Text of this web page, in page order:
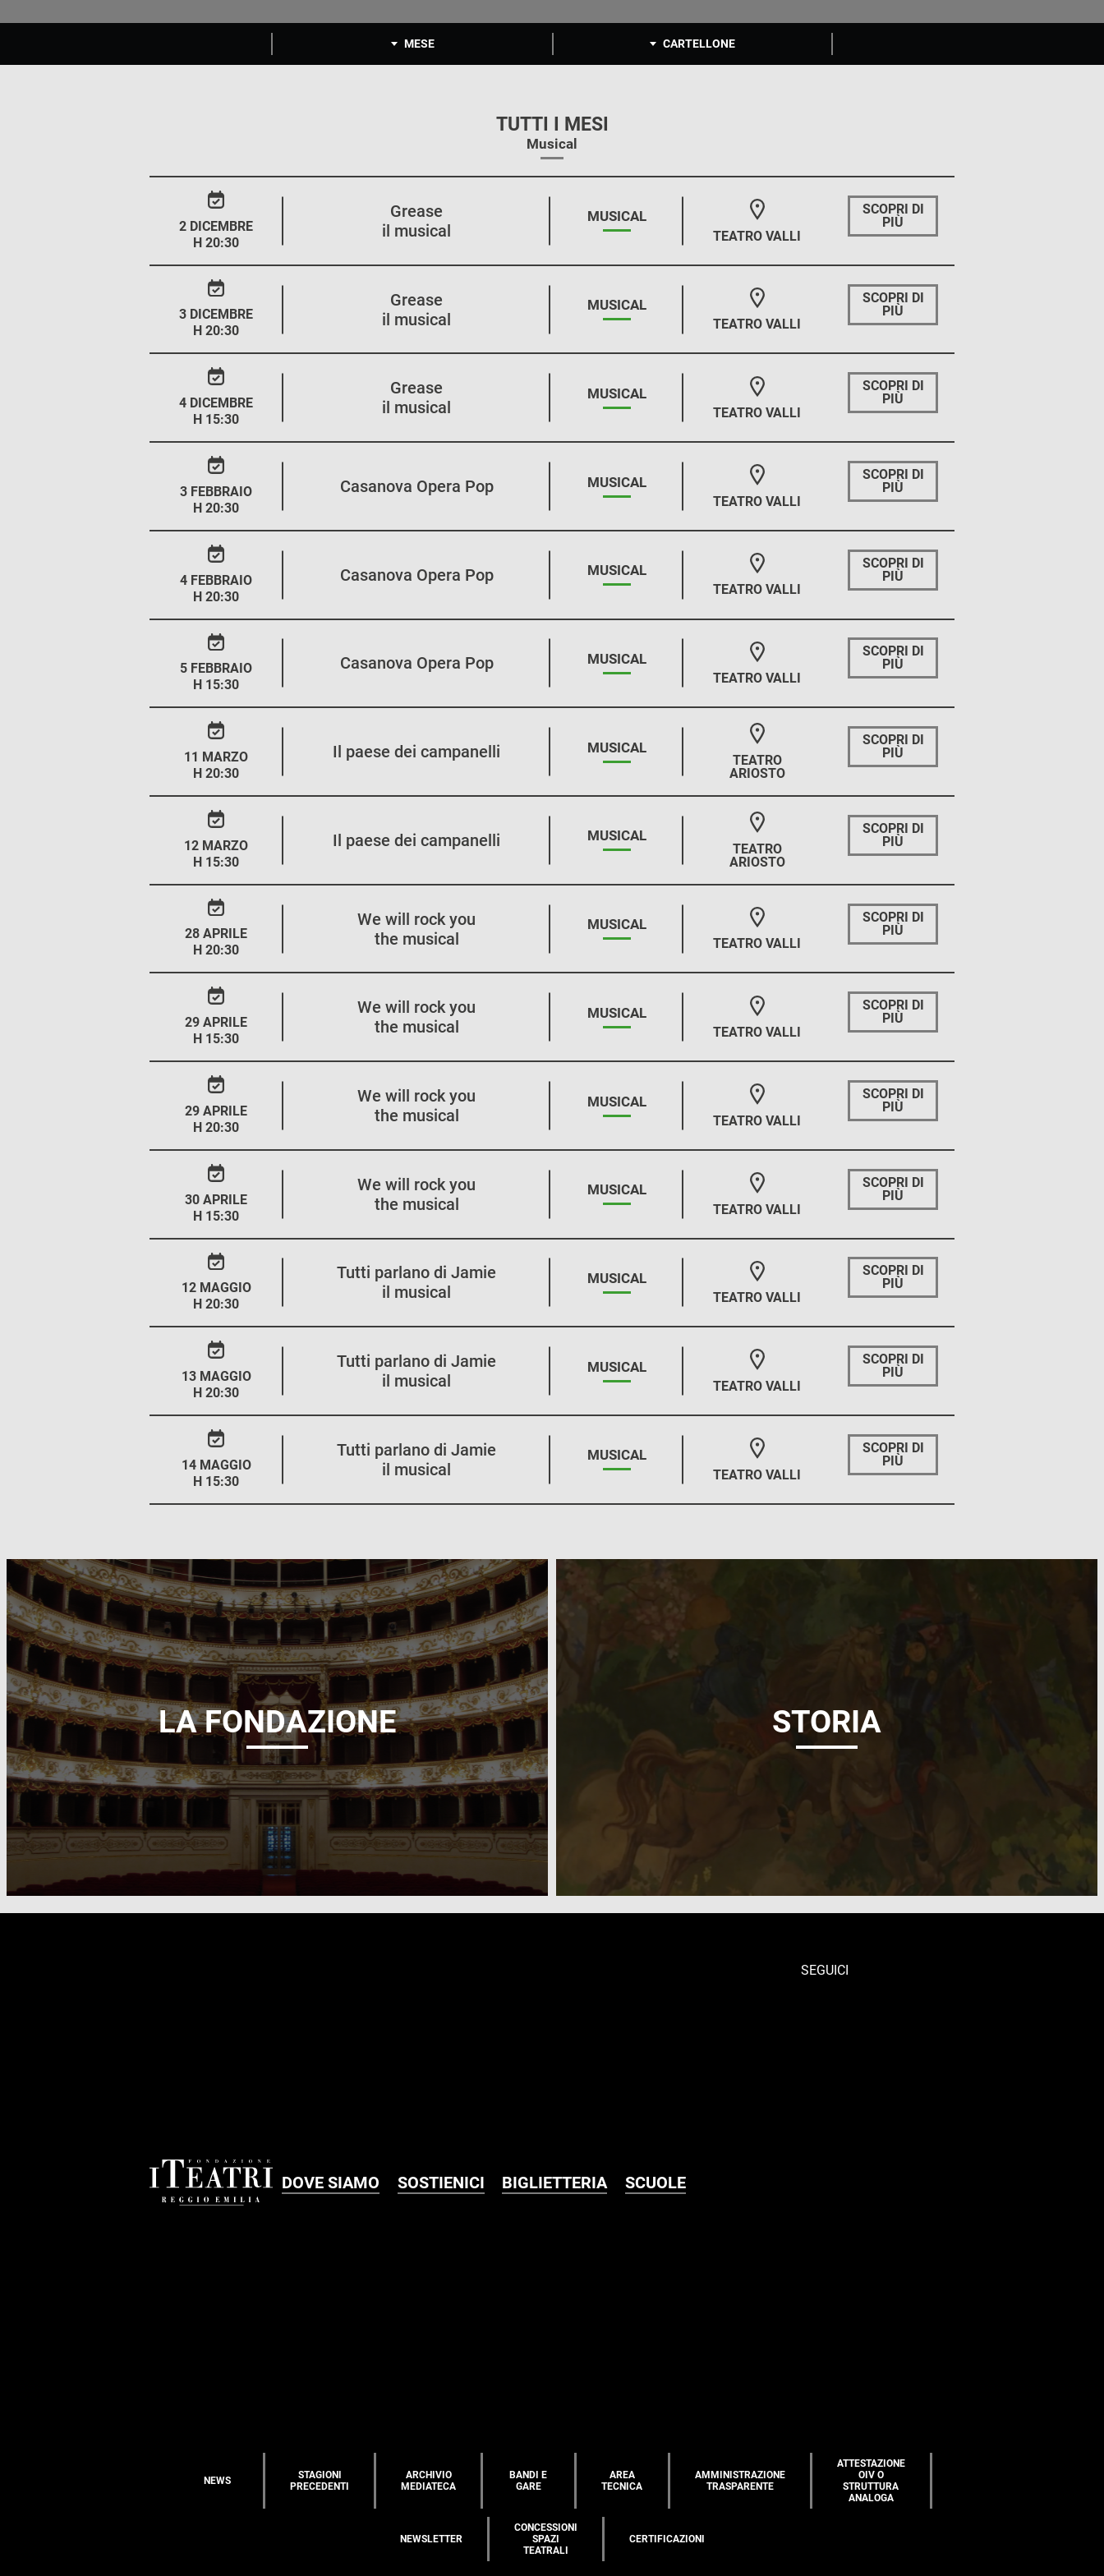
MESE CARTELLONE
TUTTI I MESI
Musical
2 DICEMBRE
H 20:30
Grease
il musical
STAGIONE:
MUSICAL
TEATRO VALLI
SCOPRI DI
PIÙ
3 DICEMBRE
H 20:30
Grease
il musical
STAGIONE:
MUSICAL
TEATRO VALLI
SCOPRI DI
PIÙ
4 DICEMBRE
H 15:30
Grease
il musical
STAGIONE:
MUSICAL
TEATRO VALLI
SCOPRI DI
PIÙ
3 FEBBRAIO
H 20:30
Casanova Opera Pop STAGIONE:
MUSICAL
TEATRO VALLI
SCOPRI DI
PIÙ
4 FEBBRAIO
H 20:30
Casanova Opera Pop STAGIONE:
MUSICAL
TEATRO VALLI
SCOPRI DI
PIÙ
5 FEBBRAIO
H 15:30
Casanova Opera Pop STAGIONE:
MUSICAL
TEATRO VALLI
SCOPRI DI
PIÙ
11 MARZO
H 20:30
Il paese dei campanelli STAGIONE:
MUSICAL
TEATRO
ARIOSTO
SCOPRI DI
PIÙ
12 MARZO
H 15:30
Il paese dei campanelli STAGIONE:
MUSICAL
TEATRO
ARIOSTO
SCOPRI DI
PIÙ
28 APRILE
H 20:30
We will rock you
the musical
STAGIONE:
MUSICAL
TEATRO VALLI
SCOPRI DI
PIÙ
29 APRILE
H 15:30
We will rock you
the musical
STAGIONE:
MUSICAL
TEATRO VALLI
SCOPRI DI
PIÙ
29 APRILE
H 20:30
We will rock you
the musical
STAGIONE:
MUSICAL
TEATRO VALLI
SCOPRI DI
PIÙ
30 APRILE
H 15:30
We will rock you
the musical
STAGIONE:
MUSICAL
TEATRO VALLI
SCOPRI DI
PIÙ
12 MAGGIO
H 20:30
Tutti parlano di Jamie
il musical
STAGIONE:
MUSICAL
TEATRO VALLI
SCOPRI DI
PIÙ
13 MAGGIO
H 20:30
Tutti parlano di Jamie
il musical
STAGIONE:
MUSICAL
TEATRO VALLI
SCOPRI DI
PIÙ
14 MAGGIO
H 15:30
Tutti parlano di Jamie
il musical
STAGIONE:
MUSICAL
TEATRO VALLI
SCOPRI DI
PIÙ
LA FONDAZIONE STORIA
DOVE SIAMO SOSTIENICI BIGLIETTERIA SCUOLE
SEGUICI
NEWS
STAGIONI
PRECEDENTI
ARCHIVIO
MEDIATECA
BANDI E
GARE
AREA
TECNICA
AMMINISTRAZIONE
TRASPARENTE
ATTESTAZIONE
OIV O
STRUTTURA
ANALOGA
NEWSLETTER
CONCESSIONI
SPAZI
TEATRALI
CERTIFICAZIONI